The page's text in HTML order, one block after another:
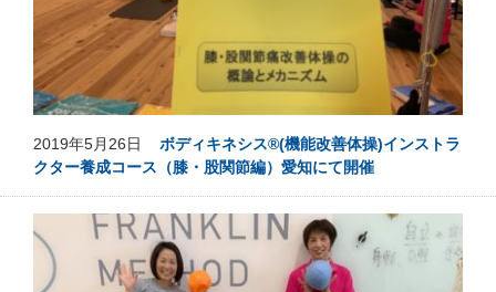
2019年5月26日 ボディキネシス®(機能改善体操)インストラ
クター養成コース（膝・股関節編）愛知にて開催